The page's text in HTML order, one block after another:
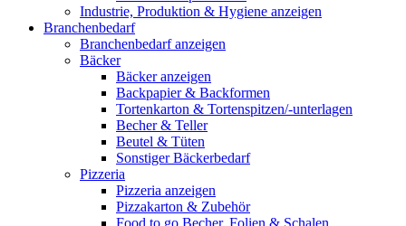
Industrie, Produktion & Hygiene anzeigen
Branchenbedarf
Branchenbedarf anzeigen
Bäcker
Bäcker anzeigen
Backpapier & Backformen
Tortenkarton & Tortenspitzen/-unterlagen
Becher & Teller
Beutel & Tüten
Sonstiger Bäckerbedarf
Pizzeria
Pizzeria anzeigen
Pizzakarton & Zubehör
Food to go Becher, Folien & Schalen